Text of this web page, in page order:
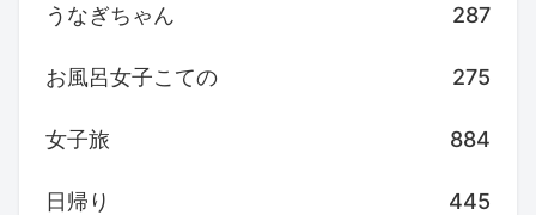
うなぎちゃん 287
お風呂女子こての 275
女子旅 884
日帰り 445